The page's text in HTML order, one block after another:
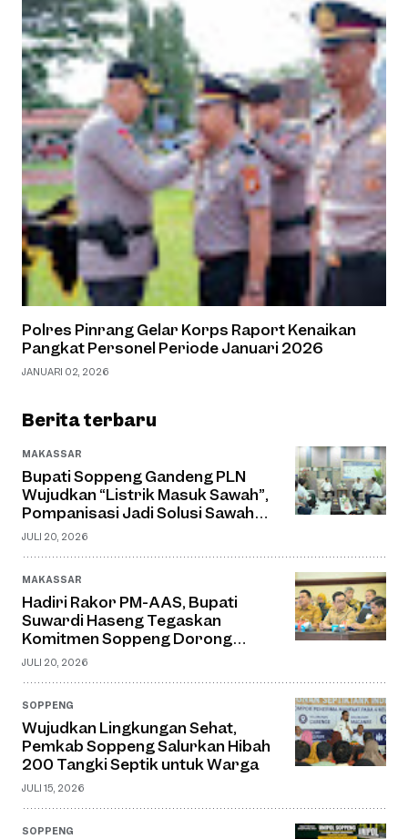
Polres Pinrang Gelar Korps Raport Kenaikan
Pangkat Personel Periode Januari 2026
JANUARI 02, 2026
Berita terbaru
MAKASSAR
Bupati Soppeng Gandeng PLN
Wujudkan “Listrik Masuk Sawah”,
Pompanisasi Jadi Solusi Sawah
Tadah Hujan
JULI 20, 2026
MAKASSAR
Hadiri Rakor PM-AAS, Bupati
Suwardi Haseng Tegaskan
Komitmen Soppeng Dorong
Pertanian Modern dan Swasembada
JULI 20, 2026
SOPPENG
Wujudkan Lingkungan Sehat,
Pemkab Soppeng Salurkan Hibah
200 Tangki Septik untuk Warga
JULI 15, 2026
SOPPENG